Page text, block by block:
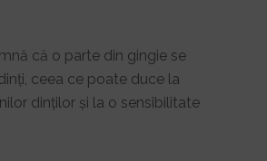
că o parte din gingie se
ceea ce poate duce la
dinților și la o sensibilitate